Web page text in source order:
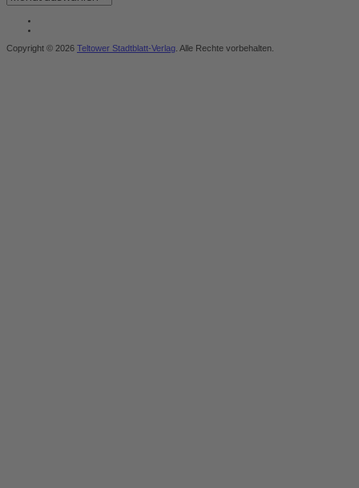
Copyright © 2026 Teltower Stadtblatt-Verlag . Alle Rechte vorbehalten.